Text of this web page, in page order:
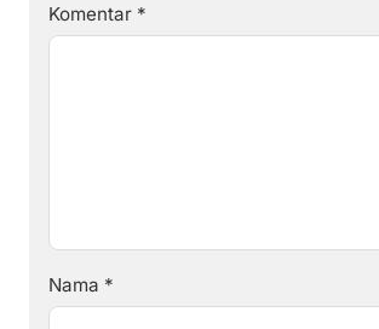
Komentar *
Nama *